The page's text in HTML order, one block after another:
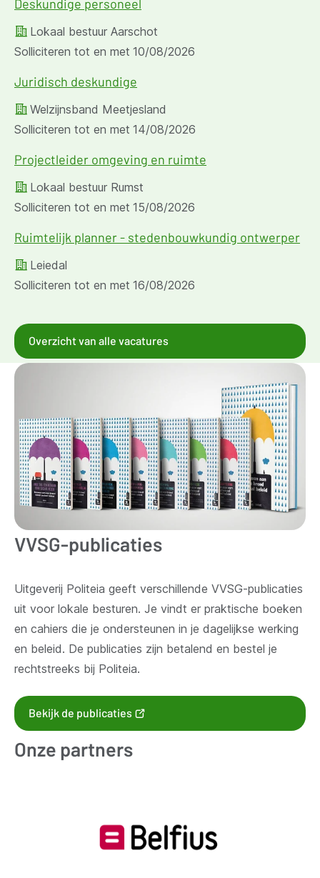
Deskundige personeel
Lokaal bestuur Aarschot
Solliciteren tot en met 10/08/2026
Juridisch deskundige
Welzijnsband Meetjesland
Solliciteren tot en met 14/08/2026
Projectleider omgeving en ruimte
Lokaal bestuur Rumst
Solliciteren tot en met 15/08/2026
Ruimtelijk planner - stedenbouwkundig ontwerper
Leiedal
Solliciteren tot en met 16/08/2026
Overzicht van alle vacatures
VVSG-publicaties
Uitgeverij Politeia geeft verschillende VVSG-publicaties
uit voor lokale besturen. Je vindt er praktische boeken
en cahiers die je ondersteunen in je dagelijkse werking
en beleid. De publicaties zijn betalend en bestel je
rechtstreeks bij Politeia.
Bekijk de publicaties
nieuw
Onze partners